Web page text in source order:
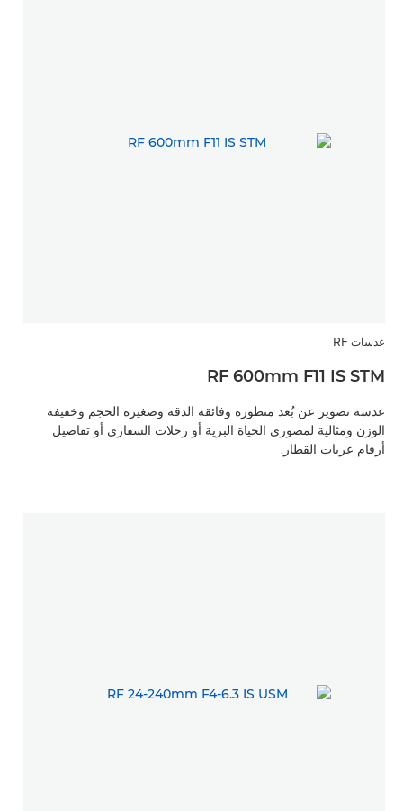
عدسات RF
RF 600mm F11 IS STM
عدسة تصوير عن بُعد متطورة وفائقة الدقة وصغيرة الحجم وخفيفة
الوزن ومثالية لمصوري الحياة البرية أو رحلات السفاري أو تفاصيل
أرقام عربات القطار.